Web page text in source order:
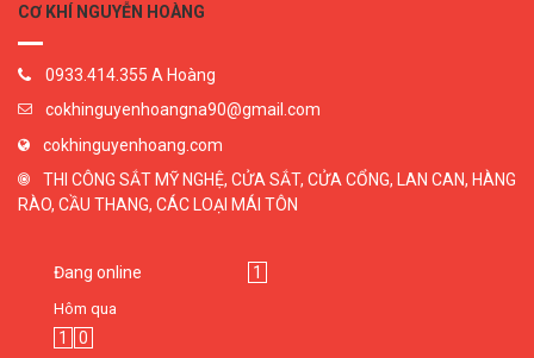
CƠ KHÍ NGUYỄN HOÀNG
0933.414.355 A Hoàng
cokhinguyenhoangna90@gmail.com
cokhinguyenhoang.com
THI CÔNG SẮT MỸ NGHỆ, CỬA SẮT, CỬA CỔNG, LAN CAN, HÀNG
RÀO, CẦU THANG, CÁC LOẠI MÁI TÔN
Đang online 1
Hôm qua
1 0